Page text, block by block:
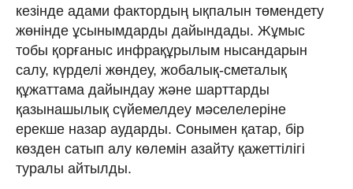
кезінде адами фактордың ықпалын төмендету
жөнінде ұсынымдарды дайындады. Жұмыс
тобы қорғаныс инфрақұрылым нысандарын
салу, күрделі жөндеу, жобалық-сметалық
құжаттама дайындау және шарттарды
қазынашылық сүйемелдеу мәселелеріне
ерекше назар аударды. Сонымен қатар, бір
көзден сатып алу көлемін азайту қажеттілігі
туралы айтылды.